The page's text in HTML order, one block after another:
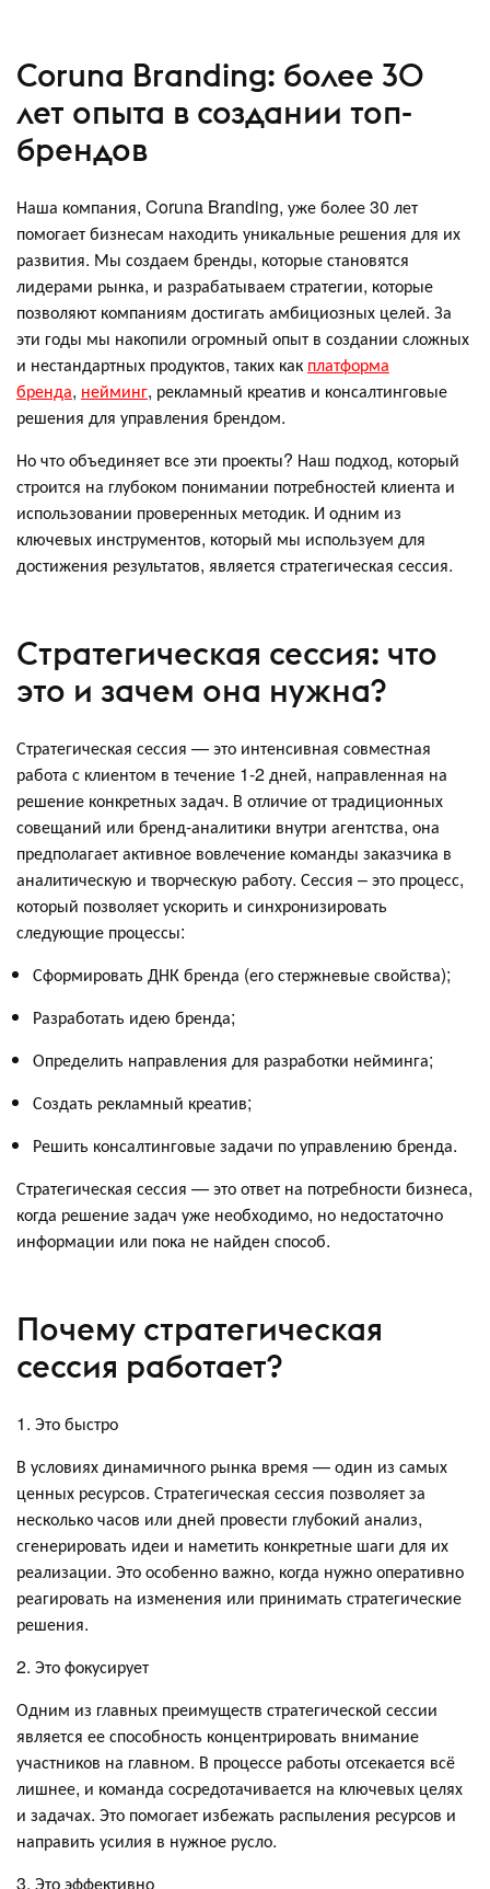
Coruna Branding: более 30
лет опыта в создании топ-
брендов
Наша компания, Coruna Branding, уже более 30 лет
помогает бизнесам находить уникальные решения для их
развития. Мы создаем бренды, которые становятся
лидерами рынка, и разрабатываем стратегии, которые
позволяют компаниям достигать амбициозных целей. За
эти годы мы накопили огромный опыт в создании сложных
и нестандартных продуктов, таких как платформа
бренда, нейминг, рекламный креатив и консалтинговые
решения для управления брендом.
Но что объединяет все эти проекты? Наш подход, который
строится на глубоком понимании потребностей клиента и
использовании проверенных методик. И одним из
ключевых инструментов, который мы используем для
достижения результатов, является стратегическая сессия.
Стратегическая сессия: что
это и зачем она нужна?
Стратегическая сессия — это интенсивная совместная
работа с клиентом в течение 1-2 дней, направленная на
решение конкретных задач. В отличие от традиционных
совещаний или бренд-аналитики внутри агентства, она
предполагает активное вовлечение команды заказчика в
аналитическую и творческую работу. Сессия – это процесс,
который позволяет ускорить и синхронизировать
следующие процессы:
Сформировать ДНК бренда (его стержневые свойства);
Разработать идею бренда;
Определить направления для разработки нейминга;
Создать рекламный креатив;
Решить консалтинговые задачи по управлению бренда.
Стратегическая сессия — это ответ на потребности бизнеса,
когда решение задач уже необходимо, но недостаточно
информации или пока не найден способ.
Почему стратегическая
сессия работает?
1. Это быстро
В условиях динамичного рынка время — один из самых
ценных ресурсов. Стратегическая сессия позволяет за
несколько часов или дней провести глубокий анализ,
сгенерировать идеи и наметить конкретные шаги для их
реализации. Это особенно важно, когда нужно оперативно
реагировать на изменения или принимать стратегические
решения.
2. Это фокусирует
Одним из главных преимуществ стратегической сессии
является ее способность концентрировать внимание
участников на главном. В процессе работы отсекается всё
лишнее, и команда сосредотачивается на ключевых целях
и задачах. Это помогает избежать распыления ресурсов и
направить усилия в нужное русло.
3. Это эффективно